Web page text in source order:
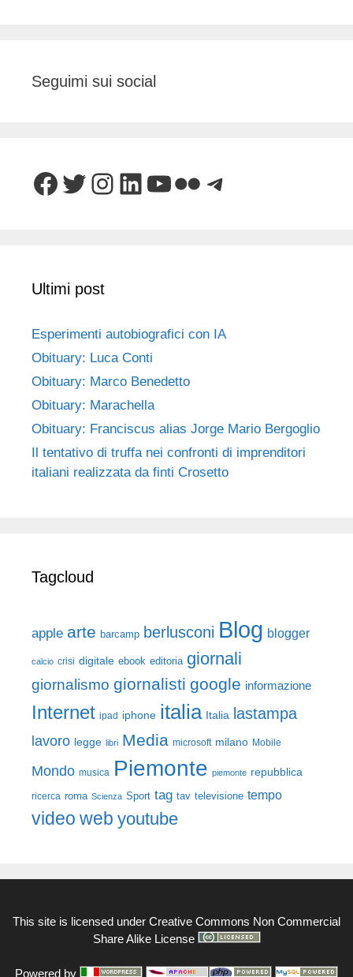
Seguimi sui social
Facebook
Twitter
Instagram
LinkedIn
YouTube
FlickrTelegram
Ultimi post
Esperimenti autobiografici con IA
Obituary: Luca Conti
Obituary: Marco Benedetto
Obituary: Marachella
Obituary: Franciscus alias Jorge Mario Bergoglio
Il tentativo di truffa nei confronti di imprenditori
italiani realizzata da finti Crosetto
Tagcloud
apple arte barcamp berlusconi Blog blogger
calcio crisi digitale ebook editoria giornali
giornalismo giornalisti google informazione
Internet ipad iphone italia Italia lastampa
lavoro legge libri Media microsoft milano Mobile
Mondo musica Piemonte piemonte repubblica
ricerca roma Scienza Sport tag tav televisione tempo
video web youtube
This site is licensed under Creative Commons Non Commercial
Share Alike License
Powered by